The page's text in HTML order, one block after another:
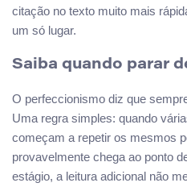
citação no texto muito mais
um só lugar.
Saiba quando parar
O perfeccionismo diz que
Uma regra simples: quando
começam a repetir os mesmos
provavelmente chega ao ponto
estágio, a leitura adicional não